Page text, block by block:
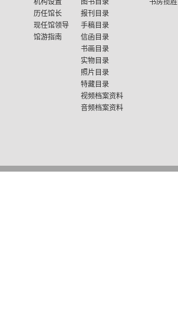
机构设置
历任馆长
现任馆领导
馆游指南
图书目录
报刊目录
手稿目录
信函目录
书画目录
实物目录
照片目录
特藏目录
视频档案资料
音频档案资料
书房揽胜